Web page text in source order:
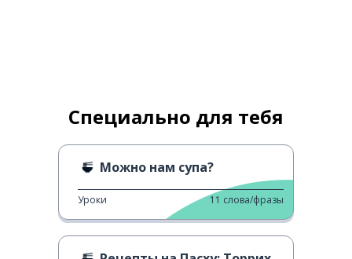
Специально для тебя
Можно нам супа?
Уроки 11 слова/фразы